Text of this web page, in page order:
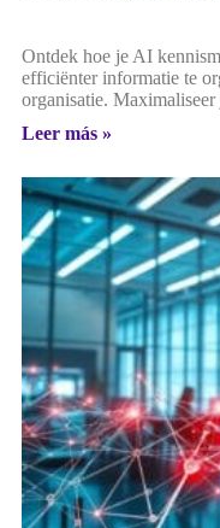
Ontdek hoe je AI
efficiënter informatie te
organisatie.
Leer más »